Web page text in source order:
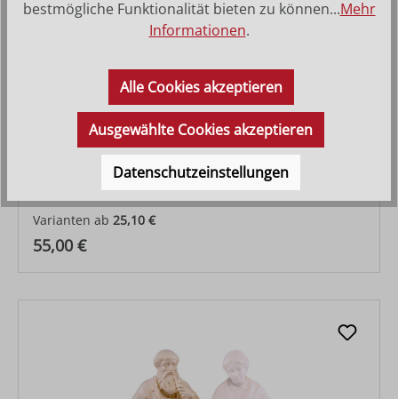
Hirt sitzend mit Lamm
Varianten ab 25,10 €
Regulärer Preis:
55,00 €
bestmögliche Funktionalität bieten zu können...Mehr
Informationen.
Alle Cookies akzeptieren
Ausgewählte Cookies akzeptieren
Datenschutzeinstellungen